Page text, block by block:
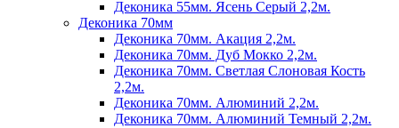
Деконика 55мм. Ясень Серый 2,2м.
Деконика 70мм
Деконика 70мм. Акация 2,2м.
Деконика 70мм. Дуб Мокко 2,2м.
Деконика 70мм. Светлая Слоновая Кость
2,2м.
Деконика 70мм. Алюминий 2,2м.
Деконика 70мм. Алюминий Темный 2,2м.